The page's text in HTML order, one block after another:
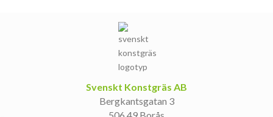
Svenskt Konstgräs AB
Bergkantsgatan 3